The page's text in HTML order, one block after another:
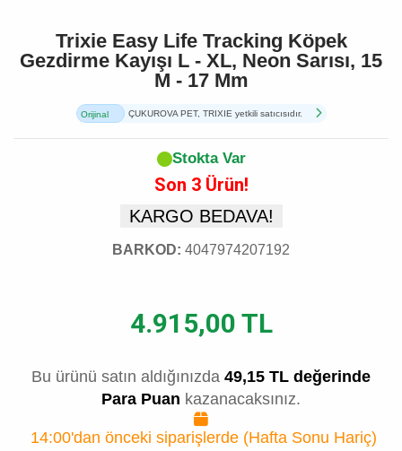
Trixie Easy Life Tracking Köpek
Gezdirme Kayışı L - XL, Neon Sarısı, 15
M - 17 Mm
Orijinal
ÇUKUROVA PET, TRIXIE yetkili satıcısıdır.
Stokta Var
Son 3 Ürün!
KARGO BEDAVA!
BARKOD: 4047974207192
4.915,00 TL
Bu ürünü satın aldığınızda 49,15 TL değerinde
Para Puan kazanacaksınız.
14:00'dan önceki siparişlerde (Hafta Sonu Hariç)